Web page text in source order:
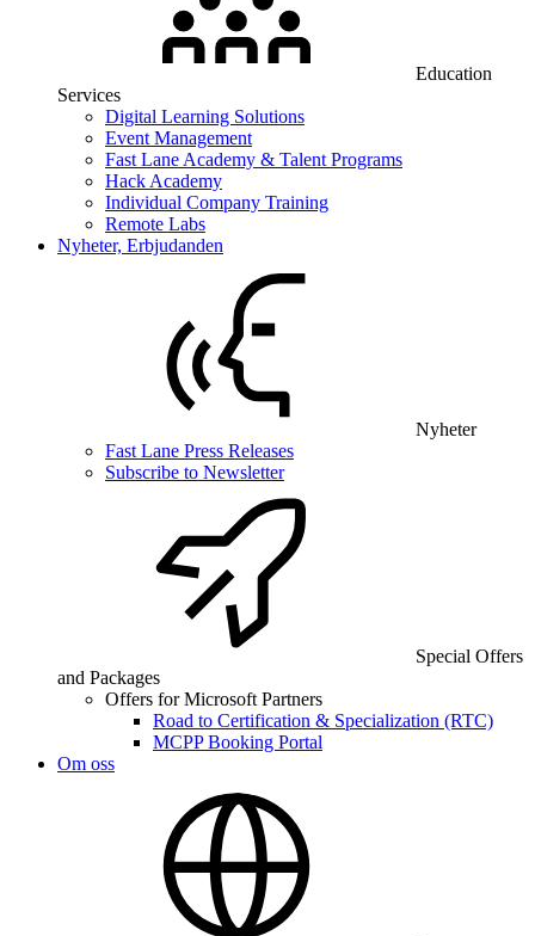
Education
Services
Digital Learning Solutions
Event Management
Fast Lane Academy & Talent Programs
Hack Academy
Individual Company Training
Remote Labs
Nyheter, Erbjudanden
Nyheter
Fast Lane Press Releases
Subscribe to Newsletter
Special Offers
and Packages
Offers for Microsoft Partners
Road to Certification & Specialization (RTC)
MCPP Booking Portal
Om oss